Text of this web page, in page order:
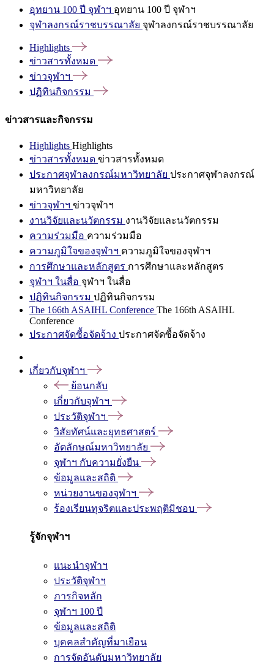
อุทยาน 100 ปี จุฬาฯ อุทยาน 100 ปี จุฬาฯ
จุฬาลงกรณ์ราชบรรณาลัย จุฬาลงกรณ์ราชบรรณาลัย
Highlights
ข่าวสารทั้งหมด
ข่าวจุฬาฯ
ปฏิทินกิจกรรม
ข่าวสารและกิจกรรม
Highlights Highlights
ข่าวสารทั้งหมด ข่าวสารทั้งหมด
ประกาศจุฬาลงกรณ์มหาวิทยาลัย ประกาศจุฬาลงกรณ์
มหาวิทยาลัย
ข่าวจุฬาฯ ข่าวจุฬาฯ
งานวิจัยและนวัตกรรม งานวิจัยและนวัตกรรม
ความร่วมมือ ความร่วมมือ
ความภูมิใจของจุฬาฯ ความภูมิใจของจุฬาฯ
การศึกษาและหลักสูตร การศึกษาและหลักสูตร
จุฬาฯ ในสื่อ จุฬาฯ ในสื่อ
ปฏิทินกิจกรรม ปฏิทินกิจกรรม
The 166th ASAIHL Conference The 166th ASAIHL
Conference
ประกาศจัดซื้อจัดจ้าง ประกาศจัดซื้อจัดจ้าง
เกี่ยวกับจุฬาฯ
ย้อนกลับ
เกี่ยวกับจุฬาฯ
ประวัติจุฬาฯ
วิสัยทัศน์และยุทธศาสตร์
อัตลักษณ์มหาวิทยาลัย
จุฬาฯ กับความยั่งยืน
ข้อมูลและสถิติ
หน่วยงานของจุฬาฯ
ร้องเรียนทุจริตและประพฤติมิชอบ
รู้จักจุฬาฯ
แนะนำจุฬาฯ
ประวัติจุฬาฯ
ภารกิจหลัก
จุฬาฯ 100 ปี
ข้อมูลและสถิติ
บุคคลสำคัญที่มาเยือน
การจัดอันดับมหาวิทยาลัย